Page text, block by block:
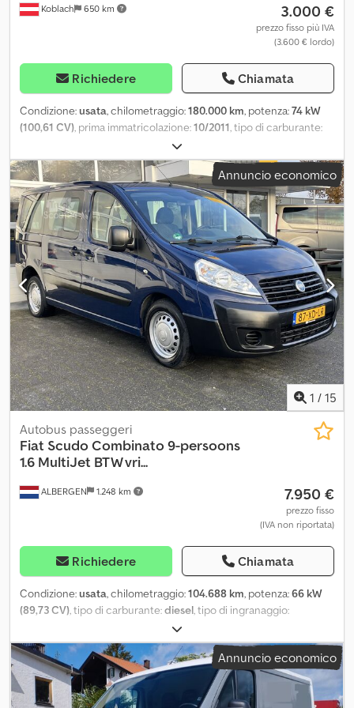
autoradio, 2 altoparlanti, passo 3000 mm, basse emissioni
inquinanti secondo la normativa Euro 5, portiera scorrevole lato
passeggero/vano di carico a destra, listelli di protezione laterali
neri, sedile anteriore sinistro regolabile in altezza.
Koblach 650 km 3.000 €
prezzo fisso più IVA
(3.600 € lordo)
Richiedere Chiamata
Condizione:usata, chilometraggio:180.000 km, potenza:74 kW
(100,61 CV), prima immatricolazione:10/2011, tipo di carburante:
3.000 kg
ingranaggio:automatico, classe di emissione:Euro 4, numero di
posti:2, Anno di produzione: 2011, Equipaggiamento:ABS, aria
condizionata, chiusura centralizzata, filtro antiparticolato, * Fiat
Ducato 250 * 2,2 L 74 kW * Aria condizionata * Chilometraggio:
180.000 km * Anno di costruzione: 2011 * Motore e trasmissione in
buone condizioni * ZFA25000002088203 * Tel./Whatsapp/Viber:
Alexandar Ilic * Tel./Whatsapp/Viber (inglese): Mladen Ilic * Per
ulteriori camion, macchinari edili e altri macchinari, visitate il
nostro sito web: * / * Scoprite altri camion, macchinari edili e altri
macchinari sul nostro sito web: Dedpjx Nz I Ijfx Anijck * / * Orari di
apertura: da lunedì a venerdì, dalle 07:30 alle 12:00 e dalle 13:00
alle 18:00; sabato, dalle 07:30 alle 17:00.
Annuncio economico
1 / 15
ALBERGEN 1.248 km
Autobus passeggeri
Fiat Scudo Combinato 9-persoons
1.6 MultiJet BTW vri...
7.950 €
prezzo fisso
(IVA non riportata)
Richiedere Chiamata
Condizione:usata, chilometraggio:104.688 km, potenza:66 kW
(89,73 CV), tipo di carburante:diesel, tipo di ingranaggio:
, configurazione degli assi:
immatricolazione:04/2007, capacità del serbatoio del carburante:
80 l, Emissioni di CO₂:198 g/km, classe di emissione:Euro 4,
efficienza energetica:D, colore: , numero di posti:9, numero di
precedenti proprietari:1, Anno di produzione: 2007
Annuncio economico